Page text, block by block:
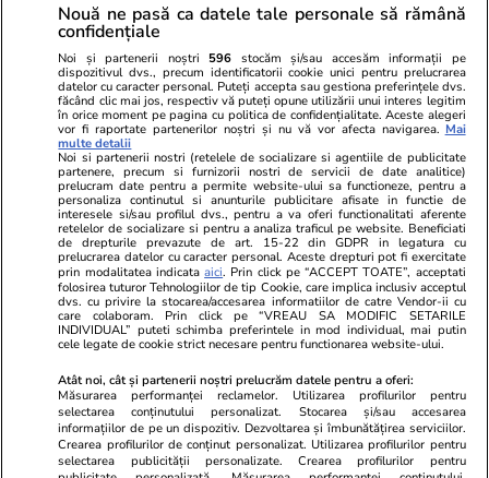
POLITIC
Politică 05 aug.
Ce avere are Mirabela
Grădinaru, partenera
președintelui Nicușor Dan.
Compania de la care a primit
salariu și moștenirile de la tată
și bunici
Politică 05 aug.
Călin Georgescu a lansat
scenarii și a acuzat „trădare”,
dacă România va trece la
moneda Euro
Nouă ne pasă ca datele tale personale să rămână
confidențiale
Noi și partenerii noștri 596 stocăm și/sau accesăm informații pe
dispozitivul dvs., precum identificatorii cookie unici pentru prelucrarea
datelor cu caracter personal. Puteți accepta sau gestiona preferințele dvs.
făcând clic mai jos, respectiv vă puteți opune utilizării unui interes legitim
în orice moment pe pagina cu politica de confidențialitate. Aceste alegeri
vor fi raportate partenerilor noștri și nu vă vor afecta navigarea. Mai
multe detalii
Noi si partenerii nostri (retelele de socializare si agentiile de publicitate
partenere, precum si furnizorii nostri de servicii de date analitice)
prelucram date pentru a permite website-ului sa functioneze, pentru a
personaliza continutul si anunturile publicitare afisate in functie de
interesele si/sau profilul dvs., pentru a va oferi functionalitati aferente
retelelor de socializare si pentru a analiza traficul pe website. Beneficiati
de drepturile prevazute de art. 15-22 din GDPR in legatura cu
prelucrarea datelor cu caracter personal. Aceste drepturi pot fi exercitate
prin modalitatea indicataaici. Prin click pe “ACCEPT TOATE”, acceptati
folosirea tuturor Tehnologiilor de tip Cookie, care implica inclusiv acceptul
dvs. cu privire la stocarea/accesarea informatiilor de catre Vendor-ii cu
care colaboram. Prin click pe “VREAU SA MODIFIC SETARILE
INDIVIDUAL” puteti schimba preferintele in mod individual, mai putin
cele legate de cookie strict necesare pentru functionarea website-ului.
Atât noi, cât și partenerii noștri prelucrăm datele pentru a oferi:
Măsurarea performanței reclamelor. Utilizarea profilurilor pentru
selectarea conținutului personalizat. Stocarea și/sau accesarea
informațiilor de pe un dispozitiv. Dezvoltarea și îmbunătățirea serviciilor.
Crearea profilurilor de conținut personalizat. Utilizarea profilurilor pentru
selectarea publicității personalizate. Crearea profilurilor pentru